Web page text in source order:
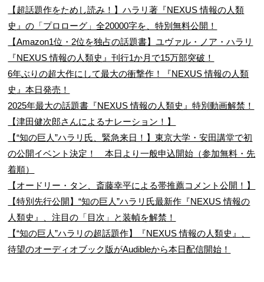
【超話題作をためし読み！】ハラリ著『NEXUS 情報の人類
史』の「プロローグ」全20000字を、特別無料公開！
【Amazon1位・2位を独占の話題書】ユヴァル・ノア・ハラリ
『NEXUS 情報の人類史』刊行1か月で15万部突破！
6年ぶりの超大作にして最大の衝撃作！『NEXUS 情報の人類
史』本日発売！
2025年最大の話題書『NEXUS 情報の人類史』特別動画解禁！
【津田健次郎さんによるナレーション！】
【“知の巨人”ハラリ氏、緊急来日！】東京大学・安田講堂で初
の公開イベント決定！ 本日より一般申込開始（参加無料・先
着順）
【オードリー・タン、斎藤幸平による帯推薦コメント公開！】
【特別先行公開】“知の巨人”ハラリ氏最新作『NEXUS 情報の
人類史』、注目の「目次」と装幀を解禁！
【“知の巨人”ハラリの超話題作】『NEXUS 情報の人類史』、
待望のオーディオブック版がAudibleから本日配信開始！